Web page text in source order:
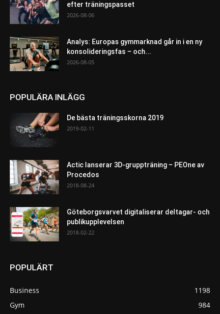
efter träningspasset
2026-08-06
Analys: Europas gymmarknad går in i en ny
konsolideringsfas – och...
2026-08-05
POPULÄRA INLÄGG
De bästa träningsskorna 2019
2019-02-11
Actic lanserar 3D-gruppträning – PEOne av
Procedos
2018-08-24
Göteborgsvarvet digitaliserar deltagar- och
publikupplevelsen
2018-02-22
POPULÄRT
Business
1198
Gym
984